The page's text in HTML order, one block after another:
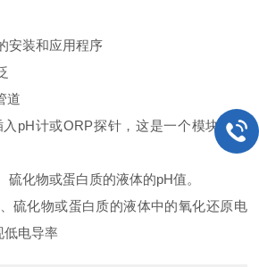
安装和应用程序
道
入pH计或ORP探针，这是一个模块化的
硫化物或蛋白质的液体的pH值。
硫化物或蛋白质的液体中的氧化还原电
低电导率